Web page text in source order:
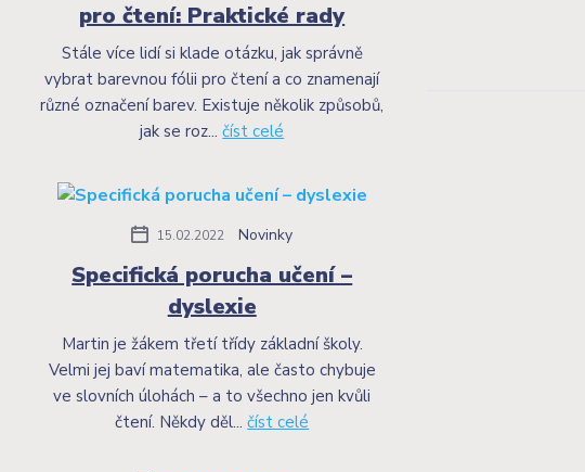
pro čtení: Praktické rady
Stále více lidí si klade otázku, jak správně
vybrat barevnou fólii pro čtení a co znamenají
různé označení barev. Existuje několik způsobů,
jak se roz...číst celé
15.02.2022 Novinky
Specifická porucha učení –
dyslexie
Martin je žákem třetí třídy základní školy.
Velmi jej baví matematika, ale často chybuje
ve slovních úlohách – a to všechno jen kvůli
čtení. Někdy děl...číst celé